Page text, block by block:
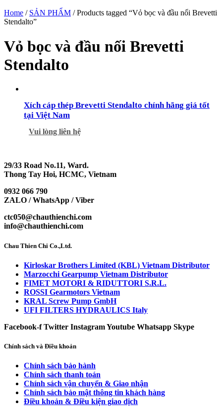
Home / SẢN PHẨM / Products tagged “Vỏ bọc và đầu nối Brevetti
Stendalto”
Vỏ bọc và đầu nối Brevetti
Stendalto
Xích cáp thép Brevetti Stendalto chính hãng giá tốt
tại Việt Nam
Vui lòng liên hệ
29/33 Road No.11, Ward.
Thong Tay Hoi, HCMC, Vietnam
0932 066 790
ZALO / WhatsApp / Viber
ctc050@chauthienchi.com
info@chauthienchi.com
Chau Thien Chi Co.,Ltd.
Kirloskar Brothers Limited (KBL) Vietnam Distributor
Marzocchi Gearpump Vietnam Distributor
FIMET MOTORI & RIDUTTORI S.R.L.
ROSSI Gearmotors Vietnam
KRAL Screw Pump GmbH
UFI FILTERS HYDRAULICS Italy
Facebook-f Twitter InstagramYoutube Whatsapp Skype
Chính sách và Điều khoản
Chính sách bảo hành
Chính sách thanh toán
Chính sách vận chuyển & Giao nhận
Chính sách bảo mật thông tin khách hàng
Điều khoản & Điều kiện giao dịch